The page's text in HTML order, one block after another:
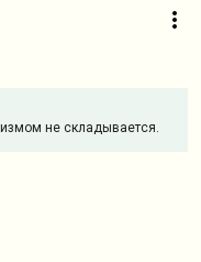
не складывается.